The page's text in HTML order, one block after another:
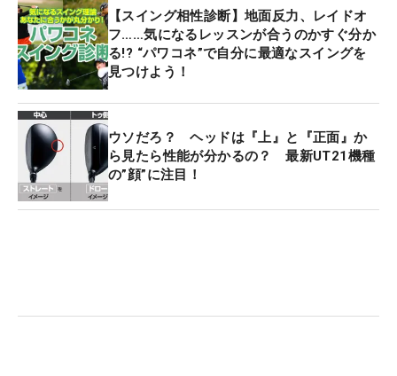
【スイング相性診断】地面反力、レイドオ
フ……気になるレッスンが合うのかすぐ分か
る!? “パワコネ”で自分に最適なスイングを
見つけよう！
ウソだろ？ ヘッドは『上』と『正面』か
ら見たら性能が分かるの？ 最新UT21機種
の”顔”に注目！